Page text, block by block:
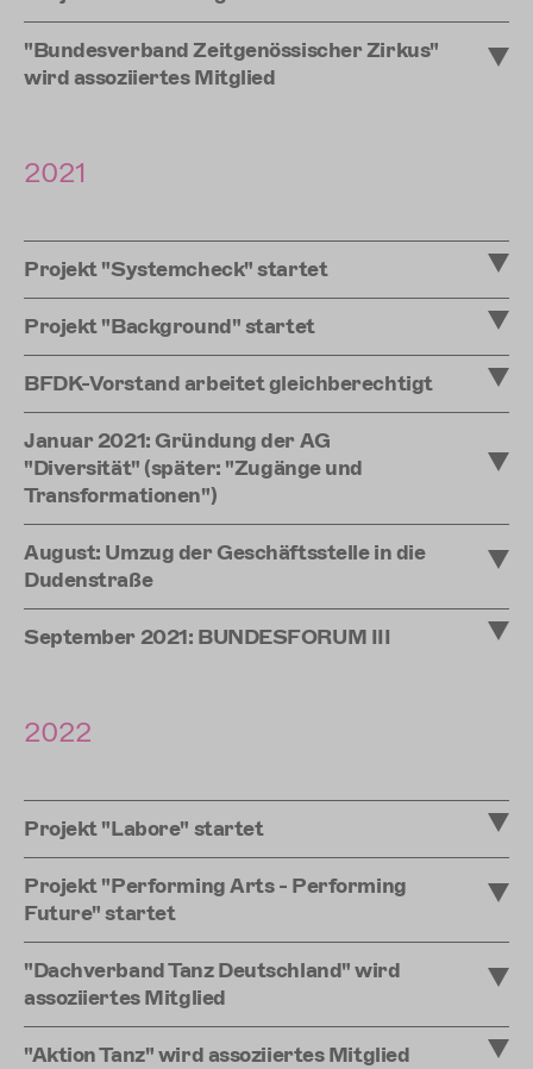
"Bundesverband Zeitgenössischer Zirkus"
wird assoziiertes Mitglied
2021
Projekt "Systemcheck" startet
Projekt "Background" startet
BFDK-Vorstand arbeitet gleichberechtigt
Januar 2021: Gründung der AG
"Diversität" (später: "Zugänge und
Transformationen")
August: Umzug der Geschäftsstelle in die
Dudenstraße
September 2021: BUNDESFORUM III
2022
Projekt "Labore" startet
Projekt "Performing Arts - Performing
Future" startet
"Dachverband Tanz Deutschland" wird
assoziiertes Mitglied
"Aktion Tanz" wird assoziiertes Mitglied